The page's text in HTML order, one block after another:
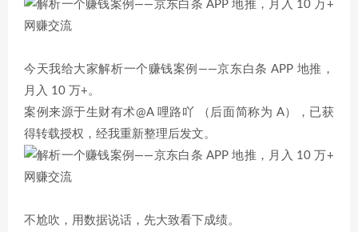
今天我给大家解析一个赚钱案例——京东白条 APP 地推，
月入 10 万+。
案例来源于生财有术@A 哩路吖 （后面简称为 A），已获
得转载授权，经我重新整理后发文。
不尬吹，用数据说话，先大致看下成绩。